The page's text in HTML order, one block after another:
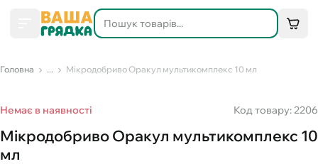
Головна ... Мікродобриво Оракул мультикомплекс 10 мл
Немає в наявності Код товару: 2206
Мікродобриво Оракул мультикомплекс 10
мл